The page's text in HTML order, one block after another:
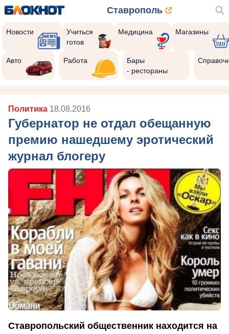
Ставрополь
Новости
Учиться
готов
Медицина Магазины
Авто Работа
Бары
- рестораны
Политика 18.08.2016
Губернатор не отдал обещанную
премию нашедшему эротический
журнал блогеру
Ставропольский общественник находится на